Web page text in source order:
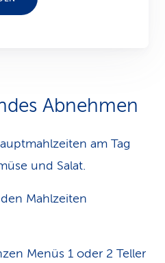
Abnehmen
am Tag
und Salat.
Mahlzeiten
Menüs 1 oder 2 Teller